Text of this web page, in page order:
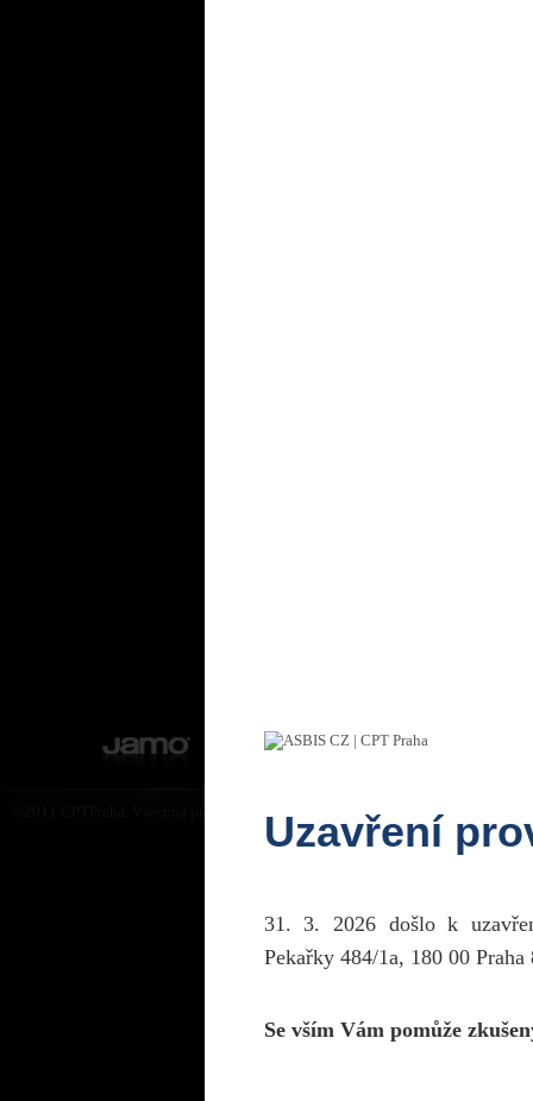
Uzavření
31. 3. 2026 došlo k
Pekařky 484/1a, 180 00 Praha
Se vším Vám pomůže
©2011 CPTPraha. Všechna práva vyhrazena. Design by Martin Rytych 2011